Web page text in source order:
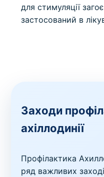
для стимуляції
застосований в
Заходи
ахіллодинії
Профілактика
ряд важливих